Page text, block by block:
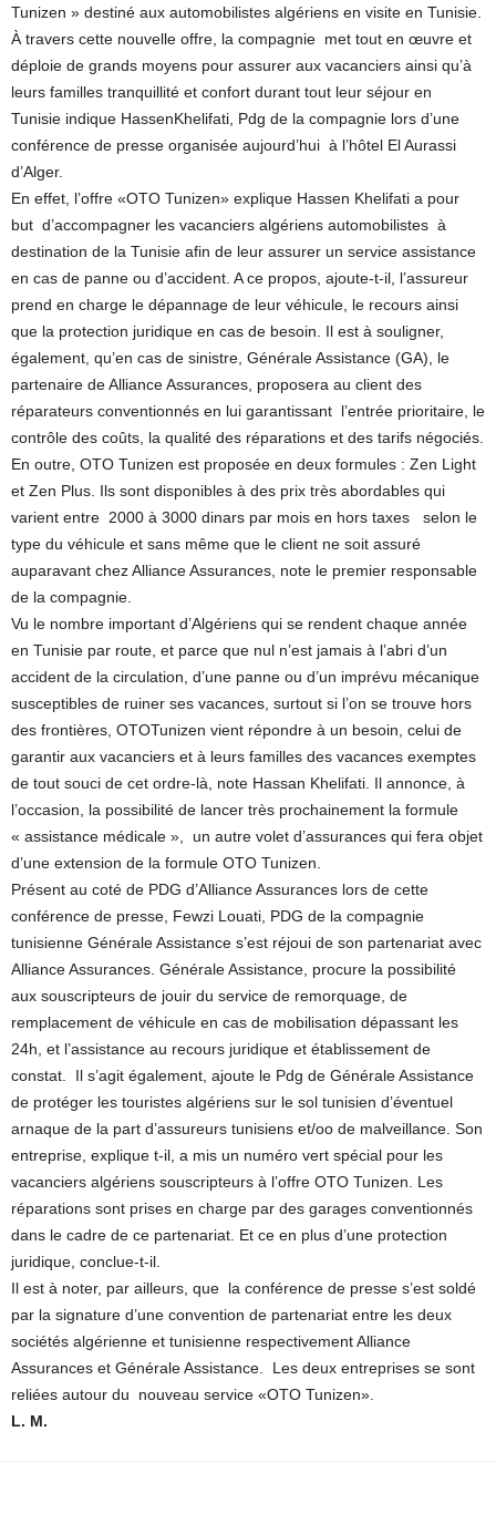
Tunizen » destiné aux automobilistes algériens en visite en Tunisie.
À travers cette nouvelle offre, la compagnie met tout en œuvre et
déploie de grands moyens pour assurer aux vacanciers ainsi qu’à
leurs familles tranquillité et confort durant tout leur séjour en
Tunisie indique HassenKhelifati, Pdg de la compagnie lors d’une
conférence de presse organisée aujourd’hui à l’hôtel El Aurassi
d’Alger.
En effet, l’offre «OTO Tunizen» explique Hassen Khelifati a pour
but d’accompagner les vacanciers algériens automobilistes à
destination de la Tunisie afin de leur assurer un service assistance
en cas de panne ou d’accident. A ce propos, ajoute-t-il, l’assureur
prend en charge le dépannage de leur véhicule, le recours ainsi
que la protection juridique en cas de besoin. Il est à souligner,
également, qu’en cas de sinistre, Générale Assistance (GA), le
partenaire de Alliance Assurances, proposera au client des
réparateurs conventionnés en lui garantissant l’entrée prioritaire, le
contrôle des coûts, la qualité des réparations et des tarifs négociés.
En outre, OTO Tunizen est proposée en deux formules : Zen Light
et Zen Plus. Ils sont disponibles à des prix très abordables qui
varient entre 2000 à 3000 dinars par mois en hors taxes selon le
type du véhicule et sans même que le client ne soit assuré
auparavant chez Alliance Assurances, note le premier responsable
de la compagnie.
Vu le nombre important d’Algériens qui se rendent chaque année
en Tunisie par route, et parce que nul n’est jamais à l’abri d’un
accident de la circulation, d’une panne ou d’un imprévu mécanique
susceptibles de ruiner ses vacances, surtout si l’on se trouve hors
des frontières, OTOTunizen vient répondre à un besoin, celui de
garantir aux vacanciers et à leurs familles des vacances exemptes
de tout souci de cet ordre-là, note Hassan Khelifati. Il annonce, à
l’occasion, la possibilité de lancer très prochainement la formule
« assistance médicale », un autre volet d’assurances qui fera objet
d’une extension de la formule OTO Tunizen.
Présent au coté de PDG d’Alliance Assurances lors de cette
conférence de presse, Fewzi Louati, PDG de la compagnie
tunisienne Générale Assistance s’est réjoui de son partenariat avec
Alliance Assurances. Générale Assistance, procure la possibilité
aux souscripteurs de jouir du service de remorquage, de
remplacement de véhicule en cas de mobilisation dépassant les
24h, et l’assistance au recours juridique et établissement de
constat. Il s’agit également, ajoute le Pdg de Générale Assistance
de protéger les touristes algériens sur le sol tunisien d’éventuel
arnaque de la part d’assureurs tunisiens et/oo de malveillance. Son
entreprise, explique t-il, a mis un numéro vert spécial pour les
vacanciers algériens souscripteurs à l’offre OTO Tunizen. Les
réparations sont prises en charge par des garages conventionnés
dans le cadre de ce partenariat. Et ce en plus d’une protection
juridique, conclue-t-il.
Il est à noter, par ailleurs, que la conférence de presse s’est soldé
par la signature d’une convention de partenariat entre les deux
sociétés algérienne et tunisienne respectivement Alliance
Assurances et Générale Assistance. Les deux entreprises se sont
reliées autour du nouveau service «OTO Tunizen».
L. M.